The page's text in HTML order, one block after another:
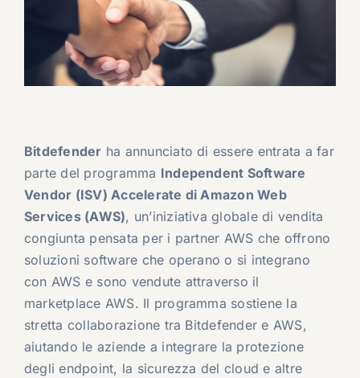
Bitdefender ha annunciato di essere entrata a far
parte del programma Independent Software
Vendor (ISV) Accelerate di Amazon Web
Services (AWS), un’iniziativa globale di vendita
congiunta pensata per i partner AWS che offrono
soluzioni software che operano o si integrano
con AWS e sono vendute attraverso il
marketplace AWS. Il programma sostiene la
stretta collaborazione tra Bitdefender e AWS,
aiutando le aziende a integrare la protezione
degli endpoint, la sicurezza del cloud e altre